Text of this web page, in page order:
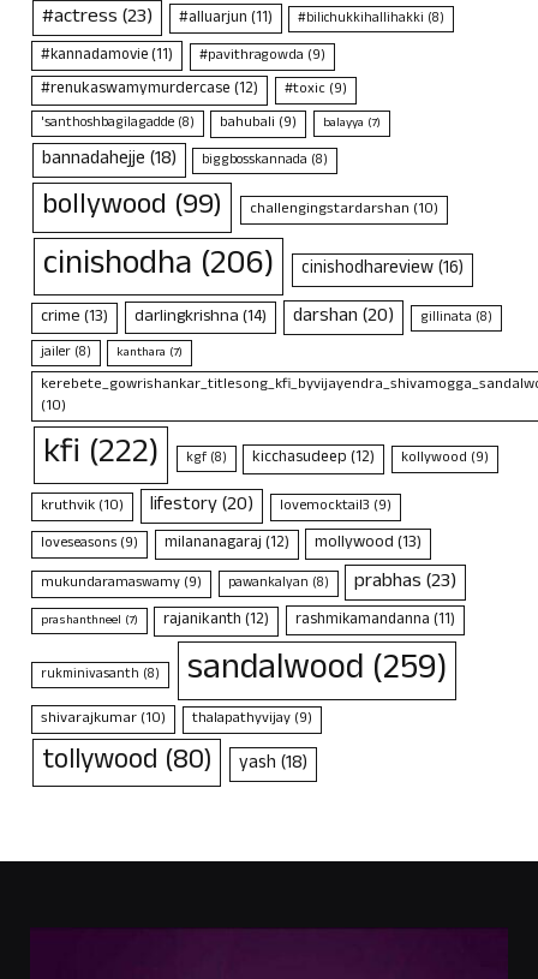
#actress(23) #alluarjun(11) #bilichukkihallihakki (8)
#kannadamovie(11) #pavithragowda (9)
#renukaswamymurdercase(12) #toxic(9)
'santhoshbagilagadde (8) bahubali (9) balayya (7)
bannadahejje(18) biggbosskannada (8)
bollywood (99) challengingstardarshan (10)
cinishodha (206) cinishodhareview(16)
crime(13) darlingkrishna(14) darshan(20) gillinata (8)
jailer (8) kanthara (7)
(10)
kfi (222) kgf(8) kicchasudeep(12) kollywood (9)
kruthvik(10) lifestory(20) lovemocktail3 (9)
loveseasons (9) milananagaraj(12) mollywood(13)
mukundaramaswamy (9) pawankalyan (8) prabhas(23)
prashanthneel (7) rajanikanth(12) rashmikamandanna(11)
rukminivasanth (8) sandalwood (259)
shivarajkumar(10) thalapathyvijay(9)
tollywood (80) yash(18)